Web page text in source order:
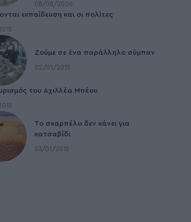
08/08/2026
εκπαίδευση και οι πολίτες
Ζούμε σε ένα παράλληλο σύμπαν
02/01/2015
του Αχιλλέα Μπέου
To σκαρπέλο δεν κάνει για
κατσαβίδι
03/01/2015